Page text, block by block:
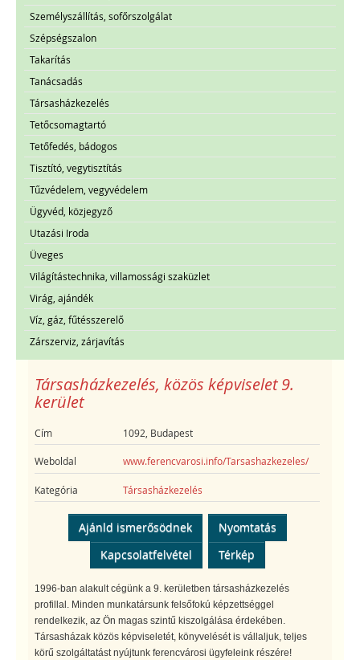
Személyszállítás, sofőrszolgálat
Szépségszalon
Takarítás
Tanácsadás
Társasházkezelés
Tetőcsomagtartó
Tetőfedés, bádogos
Tisztító, vegytisztítás
Tűzvédelem, vegyvédelem
Ügyvéd, közjegyző
Utazási Iroda
Üveges
Világítástechnika, villamossági szaküzlet
Virág, ajándék
Víz, gáz, fűtésszerelő
Zárszerviz, zárjavítás
Társasházkezelés, közös képviselet 9.
kerület
Cím 1092, Budapest
Weboldal www.ferencvarosi.info/Tarsashazkezeles/
Kategória Társasházkezelés
Ajánld ismerősödnek
Nyomtatás
Kapcsolatfelvétel
Térkép
1996-ban alakult cégünk a 9. kerületben társasházkezelés
profillal. Minden munkatársunk felsőfokú képzettséggel
rendelkezik, az Ön magas szintű kiszolgálása érdekében.
Társasházak közös képviseletét, könyvelését is vállaljuk, teljes
körű szolgáltatást nyújtunk ferencvárosi ügyfeleink részére!